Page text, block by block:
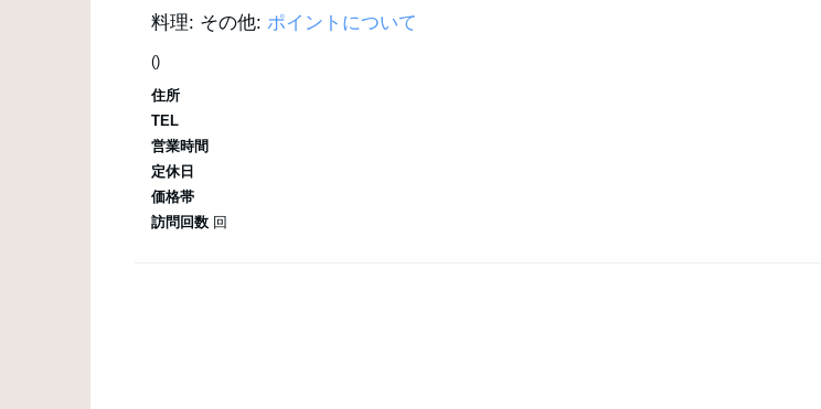
料理: その他: ポイントについて
()
住所
TEL
営業時間
定休日
価格帯
訪問回数 回